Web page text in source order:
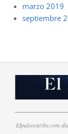
marzo 2019
septiembre
Elpulsocaribe.com